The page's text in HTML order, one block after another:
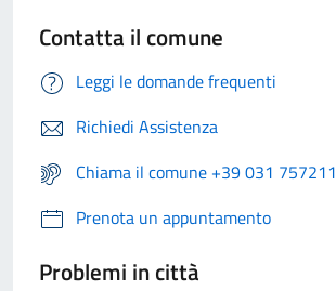
Contatta il comune
Leggi le domande frequenti
Richiedi Assistenza
Chiama il comune +39 031 757211
Prenota un appuntamento
Problemi in città